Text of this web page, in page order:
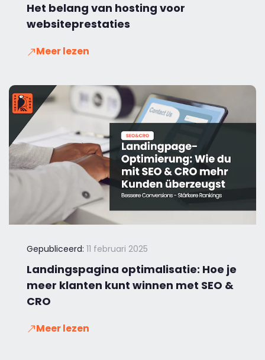
Het belang van hosting voor
websiteprestaties
Meer lezen
Gepubliceerd: 11 februari 2025
Landingspagina optimalisatie: Hoe je
meer klanten kunt winnen met SEO &
CRO
Meer lezen